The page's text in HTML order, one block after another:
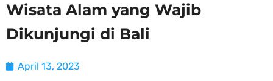
Wisata Alam yang Wajib
Dikunjungi di Bali
April 13, 2023